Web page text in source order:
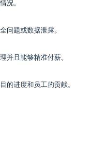
况。
问题或数据泄露。
并且能够精准付薪。
的进度和员工的贡献。